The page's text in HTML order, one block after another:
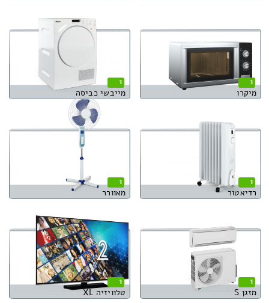
1
מיקרו
1
מייבשי כביסה
1
רדיאטור
1
מאוורר
1
מזגן S
1
טלוויזיה XL